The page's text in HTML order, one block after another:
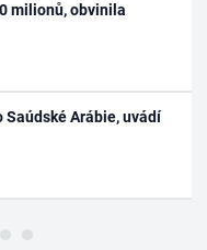
milionů, obvinila
Arábie, uvádí